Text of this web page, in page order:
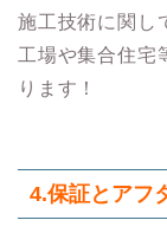
施工技術に関し
工場や集合住宅
ります！
4.保証とアフ